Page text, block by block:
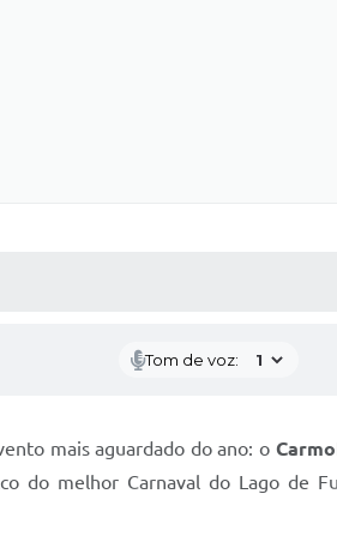
Tom de voz:
mais aguardado do ano: o
do melhor Carnaval do Lago de